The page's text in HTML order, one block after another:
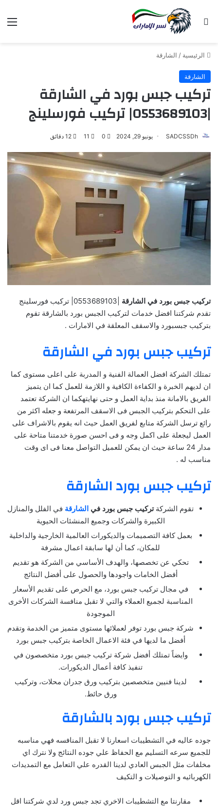
بحث عن
الرئيسية / الشارقة
الشارقة
تركيب جبس بورد في الشارقة
|0553689103| تركيب فورسلينج
SADCSSDh يونيو 29, 2024 0
11
تركيب جبس بورد في الشارقة
|0553689103| تركيب فورسلينج
تقدم شركتنا افضل خدمات لتركيب الجبس بورد بالشارقة تقوم
بتركيب جبسبورد والاسقف المعلقة في الامارات .
تركيب جبس بورد في الشارقة
تمتلك الشركة افضل العمالة الفنية و المدربة على اعلى مستوى كما
ان لديهم الخبرة و الكفاءة الكافية و اللازمة للعمل كما ان يتميز
الفريق بالامانة منذ بداية العمل و حتى نهايتهكما ان الشركة تعتمد
على التحكم بتركيب الجبس فى الاسقف المرتفعة و جعله اكثر من
رائع ترسل الشركة متابع لفريق العمل حيث انه يقوم بالاشراف على
العمل ليجعلة على اكمل وجه و فى احسن صورة خدمتنا متاحة على
مدار 24 ساعة حيث ان يمكن للعميل التواصل معنا فى اى وقت
مناسب له .
تركيب جبس بورد الشارقة
تقوم الشركةتركيب جبس بورد في الشارقة في الفلل والمنازل
الكبيرة والشركات وجميع المنشئات الحيوية
بعمل كافة التصميمات والديكورات العالمية الخارجية والداخلية
للمكان، كما أن لها سابقة اعمال مشرفة
تحكي عن تخصصها، والهدف الأساسي من الشركة هو تقديم
أفضل الخامات واجودها والحصول على أفضل النتائج
في مجال تركيب جبس بورد، مع الحرص على تقديم الأسعار
المناسبة لجميع العملاء والتي لا تقبل منافسة الشركات الأخرى
الموجودة
شركة جبس بورد توفر لعملائها مستوى متميز من الخدمة وتقدم
أفضل ما لديها في فئة الاعمال الخاصة بتركيب جبس بورد
وايضاً تمتلك أفضل شركة تركيب جبس بورد متخصصون في
تنفيذ كافة أعمال الديكورات.
لدينا فنيين متخصصين بتركيب ورق جدران محلات، وتركيب
ورق حائط.
تركيب جبس بورد بالشارقة
جوده عاليه في التشطيبات اسعارنا لا تقبل المنافسه فهي مناسبه
للجميع سرعه التسليم مع الحفاظ علي جوده النتائج ولا نترك اي
مخلفات مثل الجبس العادي لدينا القدره علي التعامل مع التمديدات
الكهربائيه و التوصيلات و التكيف
مقارنتا مع التشطيبات الاخري تجد جبس ورد لدي شركتنا اقل